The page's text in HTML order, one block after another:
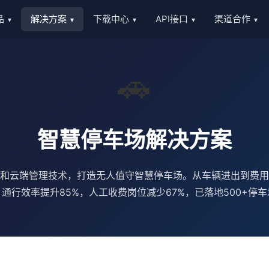
▾ 解决方案 ▾ 下载中心 ▾ API接口 ▾ 渠道合作 ▾
🚗
智慧停车场解决方案
云端管理技术，打造无人值守智慧停车场。从车辆进出到费
行效率提升85%，人工收费岗位减少67%，已落地500+停